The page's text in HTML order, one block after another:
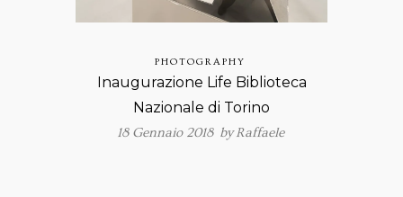
PHOTOGRAPHY
Inaugurazione Life Biblioteca
Nazionale di Torino
18 Gennaio 2018 byRaffaele